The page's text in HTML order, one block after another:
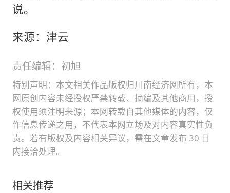
说。
来源：津云
责任编辑：初旭
特别声明：本文相关作品版权归川南经济网所有，本
网原创内容未经授权严禁转载、摘编及其他商用，授
权使用须注明来源；本网转载自其他媒体的内容，仅
作信息传递之用，不代表本网立场及对内容真实性负
责。若有版权及内容相关异议，需在文章发布 30 日
内接洽处理。
相关推荐